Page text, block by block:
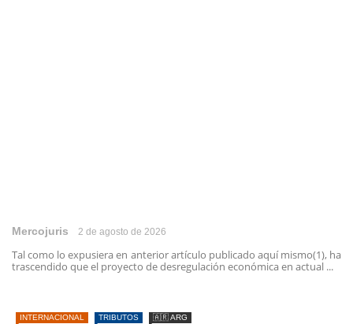
Mercojuris 2 de agosto de 2026
Tal como lo expusiera en anterior artículo publicado aquí mismo(1), ha
trascendido que el proyecto de desregulación económica en actual ...
INTERNACIONAL TRIBUTOS 🇦🇷 ARG